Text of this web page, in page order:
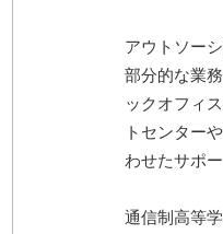
アウトソー
部分的な業
ックオフィ
トセンター
わせたサポ
通信制高等